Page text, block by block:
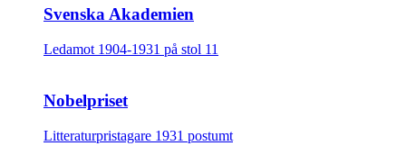
Svenska Akademien
Ledamot 1904-1931 på stol 11
Nobelpriset
Litteraturpristagare 1931 postumt